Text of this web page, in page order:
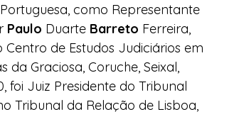
como Representante
Paulo Duarte Barreto Ferreira,
de Estudos Judiciários em
da Graciosa, Coruche, Seixal,
foi Juiz Presidente do Tribunal
Tribunal da Relação de Lisboa,